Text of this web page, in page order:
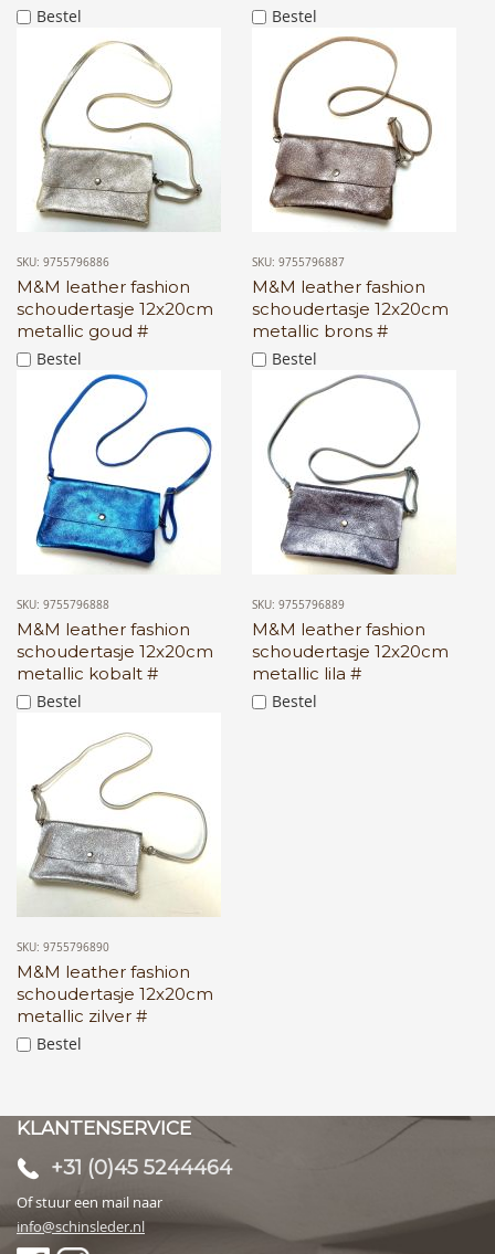
Bestel
Bestel
SKU: 9755796886
M&M leather fashion
schoudertasje 12x20cm
metallic goud #
Bestel
SKU: 9755796887
M&M leather fashion
schoudertasje 12x20cm
metallic brons #
Bestel
SKU: 9755796888
M&M leather fashion
schoudertasje 12x20cm
metallic kobalt #
Bestel
SKU: 9755796889
M&M leather fashion
schoudertasje 12x20cm
metallic lila #
Bestel
SKU: 9755796890
M&M leather fashion
schoudertasje 12x20cm
metallic zilver #
Bestel
KLANTENSERVICE
+31 (0)45 5244464
Of stuur een mail naar
info@schinsleder.nl